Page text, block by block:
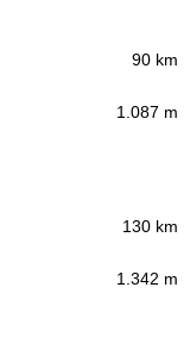
90 km
1.087 m
130 km
1.342 m